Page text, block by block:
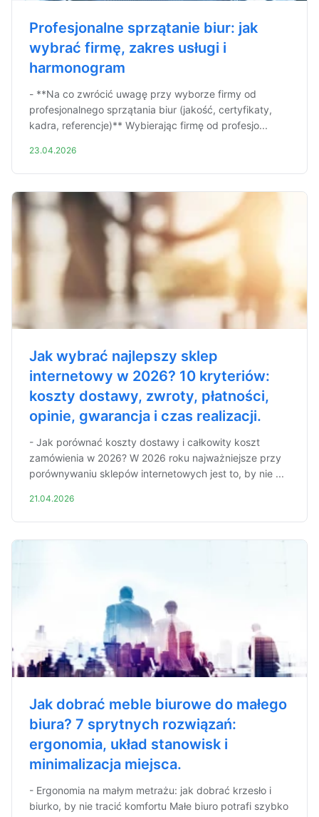
Profesjonalne sprzątanie biur: jak
wybrać firmę, zakres usługi i
harmonogram
- **Na co zwrócić uwagę przy wyborze firmy od
profesjonalnego sprzątania biur (jakość, certyfikaty,
kadra, referencje)** Wybierając firmę od profesjo...
23.04.2026
Jak wybrać najlepszy sklep
internetowy w 2026? 10 kryteriów:
koszty dostawy, zwroty, płatności,
opinie, gwarancja i czas realizacji.
- Jak porównać koszty dostawy i całkowity koszt
zamówienia w 2026? W 2026 roku najważniejsze przy
porównywaniu sklepów internetowych jest to, by nie ...
21.04.2026
Jak dobrać meble biurowe do małego
biura? 7 sprytnych rozwiązań:
ergonomia, układ stanowisk i
minimalizacja miejsca.
- Ergonomia na małym metrażu: jak dobrać krzesło i
biurko, by nie tracić komfortu Małe biuro potrafi szybko